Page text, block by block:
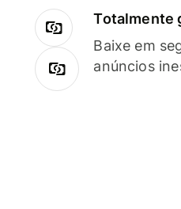
Totalmente
Baixe em
anúncios